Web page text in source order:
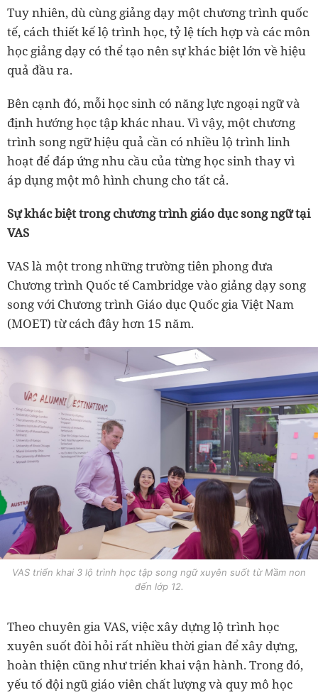
Tuy nhiên, dù cùng giảng dạy một chương trình quốc
tế, cách thiết kế lộ trình học, tỷ lệ tích hợp và các môn
học giảng dạy có thể tạo nên sự khác biệt lớn về hiệu
quả đầu ra.
Bên cạnh đó, mỗi học sinh có năng lực ngoại ngữ và
định hướng học tập khác nhau. Vì vậy, một chương
trình song ngữ hiệu quả cần có nhiều lộ trình linh
hoạt để đáp ứng nhu cầu của từng học sinh thay vì
áp dụng một mô hình chung cho tất cả.
Sự khác biệt trong chương trình giáo dục song ngữ tại
VAS
VAS là một trong những trường tiên phong đưa
Chương trình Quốc tế Cambridge vào giảng dạy song
song với Chương trình Giáo dục Quốc gia Việt Nam
(MOET) từ cách đây hơn 15 năm.
VAS triển khai 3 lộ trình học tập song ngữ xuyên suốt từ Mầm non
đến lớp 12.
Theo chuyên gia VAS, việc xây dựng lộ trình học
xuyên suốt đòi hỏi rất nhiều thời gian để xây dựng,
hoàn thiện cũng như triển khai vận hành. Trong đó,
yếu tố đội ngũ giáo viên chất lượng và quy mô học